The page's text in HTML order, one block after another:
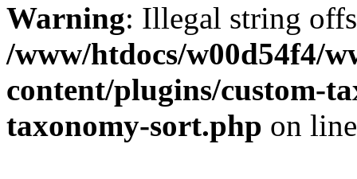
Warning: Illegal string
/www/htdocs/w00d54f4/
content/plugins/custom-
taxonomy-sort.php on